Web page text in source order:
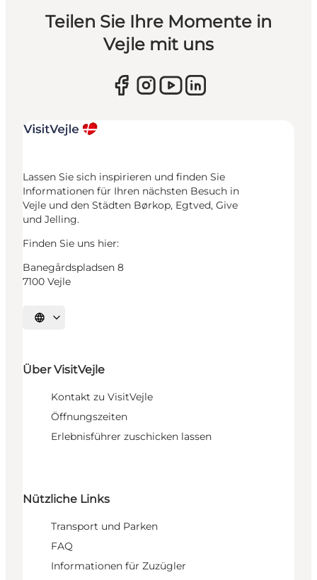
Teilen Sie Ihre Momente in
Vejle mit uns
Lassen Sie sich inspirieren und finden Sie
Informationen für Ihren nächsten Besuch in
Vejle und den Städten Børkop, Egtved, Give
und Jelling.
Finden Sie uns hier:
Banegårdspladsen 8
7100 Vejle
Sprache auswählen
Über VisitVejle
Kontakt zu VisitVejle
Öffnungszeiten
Erlebnisführer zuschicken lassen
Nützliche Links
Transport und Parken
FAQ
Informationen für Zuzügler